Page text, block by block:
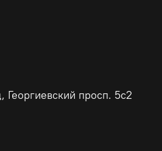
Георгиевский просп. 5с2